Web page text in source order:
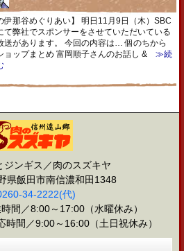
伊那谷めぐりあい】 明日11月9日（木）SBC
て弊社でスポンサーをさせていただいている
送があります。 今回の内容は… 個のちから
ョップまとめ 富岡順子さんのお話し &
≫続
ジンギス／肉のスズキヤ
県飯田市南信濃和田1348
34-2222(代)
間／8:00～17:00（水曜休み）
時間／9:00～16:00（土日祝休み）